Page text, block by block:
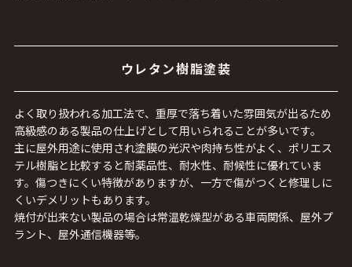
ウレタン樹脂塗装
よく取り扱われる加工法で、重厚で落ち着いた雰囲気が出るため
高級感のある製品の仕上げとして用いられることが多いです。
主に屋外用途に使用され塗膜の光沢や肉持ち性がよく、ポリエス
テル樹脂と比較すると耐薬品性、耐水性、耐候性に優れていま
す。傷つきにくい特徴がありますが、一方で傷がつくと修理しに
くいデメリットもあります。
焼付が出来ない製品の場合は常温乾燥型がある車両関係、屋外プ
ラント、屋外通信機器等。